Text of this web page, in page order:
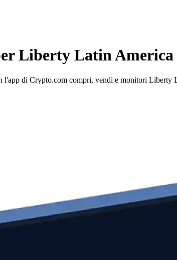
Liberty Latin
di Crypto.com compri, vendi e monitori Liberty